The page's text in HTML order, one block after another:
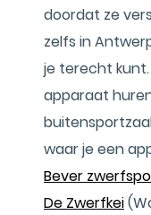
doordat ze
zelfs in
je terecht
apparaat
waar je een
Bever
De Zwerfkei